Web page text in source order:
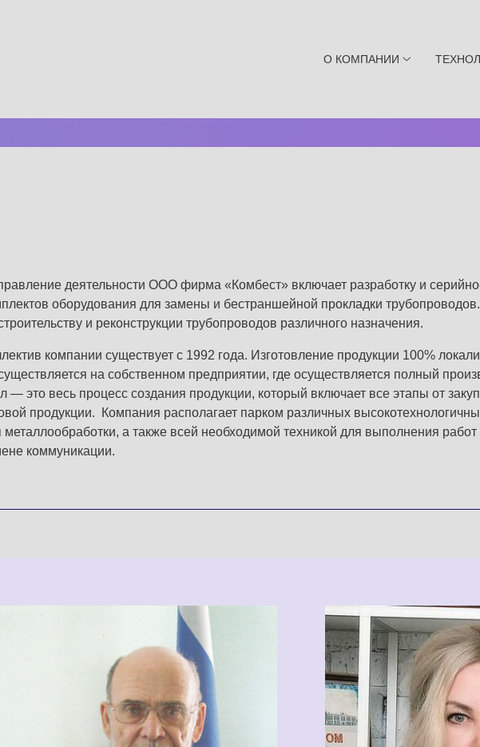
О КОМПАНИИ
деятельности ООО фирма «Комбест» включает разработку и
оборудования для замены и бестраншейной прокладки
и реконструкции трубопроводов различного назначения.
компании существует с 1992 года. Изготовление продукции 100%
на собственном предприятии, где осуществляется полный
— это весь процесс создания продукции, который включает все этапы от
продукции. Компания располагает парком различных
металлообработки, а также всей необходимой техникой для выполнения
коммуникации.